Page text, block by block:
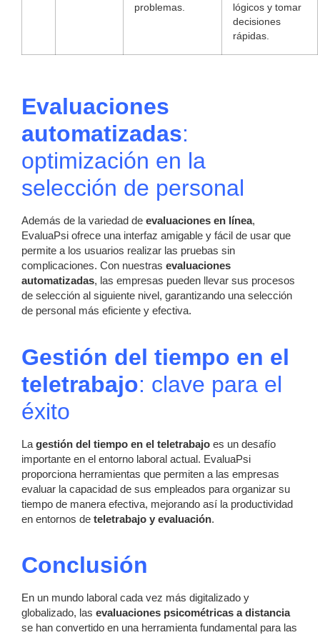
problemas.
lógicos y tomar
decisiones
rápidas.
Evaluaciones
automatizadas:
optimización en la
selección de personal
Además de la variedad de evaluaciones en línea,
EvaluaPsi ofrece una interfaz amigable y fácil de usar que
permite a los usuarios realizar las pruebas sin
complicaciones. Con nuestras evaluaciones
automatizadas, las empresas pueden llevar sus procesos
de selección al siguiente nivel, garantizando una selección
de personal más eficiente y efectiva.
Gestión del tiempo en el
teletrabajo: clave para el
éxito
La gestión del tiempo en el teletrabajo es un desafío
importante en el entorno laboral actual. EvaluaPsi
proporciona herramientas que permiten a las empresas
evaluar la capacidad de sus empleados para organizar su
tiempo de manera efectiva, mejorando así la productividad
en entornos de teletrabajo y evaluación.
Conclusión
En un mundo laboral cada vez más digitalizado y
globalizado, las evaluaciones psicométricas a distancia
se han convertido en una herramienta fundamental para las